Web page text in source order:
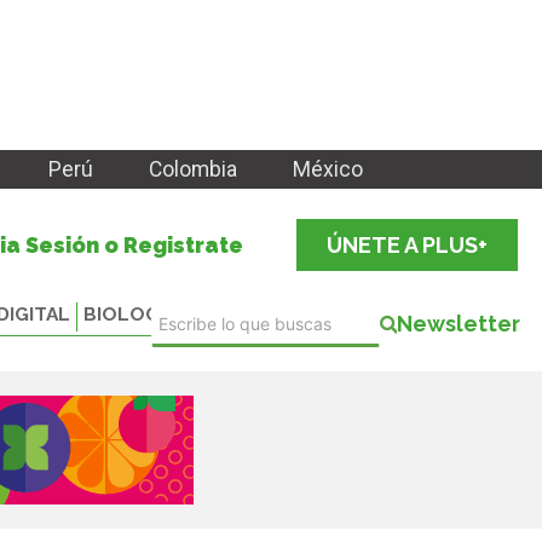
Perú Colombia México
Sesión o Registrate ÚNETE A PLUS+
BIOLOGICALS Newsletter